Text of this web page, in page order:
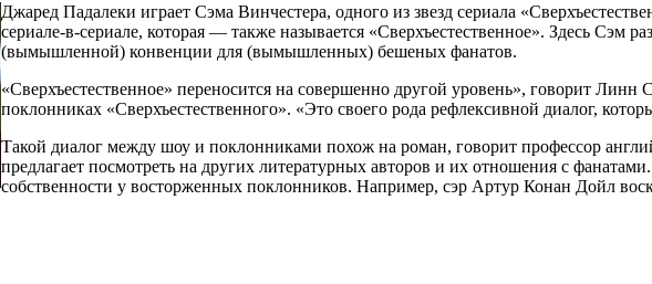
Джаред Падалеки играет Сэма Винчестера, одного из звезд сериала
сериале-в-сериале, которая — также называется «Сверхъестественное». Здесь Сэм
(вымышленной) конвенции для (вымышленных) бешеных фанатов.
«Сверхъестественное» переносится на совершенно другой уровень», говорит
поклонниках «Сверхъестественного». «Это своего рода рефлексивной диалог,
Такой диалог между шоу и поклонниками похож на роман, говорит профессор
предлагает посмотреть на других литературных авторов и их отношения с
собственности у восторженных поклонников. Например, сэр Артур Конан Дойл